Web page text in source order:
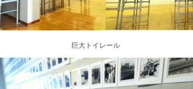
巨大トイレール